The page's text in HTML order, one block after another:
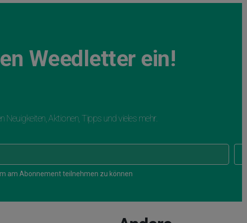
Weedletter ein!
Neuigkeiten, Aktionen, Tipps und vieles mehr.
am Abonnement teilnehmen zu können